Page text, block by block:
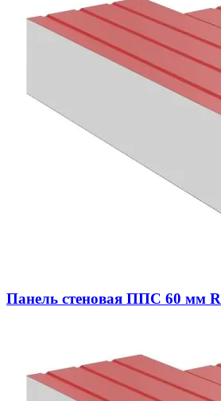
Панель стеновая ППС 60 мм